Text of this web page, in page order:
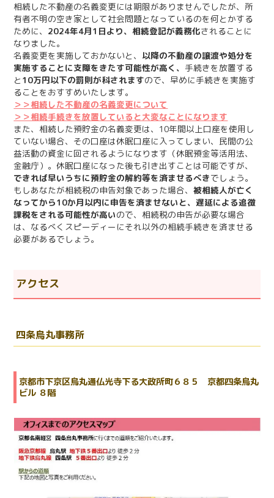
相続した不動産の名義変更には期限がありませんでしたが、所
有者不明の空き家として社会問題となっているのを何とかする
ために、 2024年4月1日より、相続登記が義務化されることに
なりました。
名義変更を実施しておかないと、 以降の不動産の譲渡や処分を
実施することに支障をきたす可能性が高く、 手続きを放置する
と 10万円以下の罰則が科されますので、早めに手続きを実施す
ることをおすすめいたします。
＞＞相続した不動産の名義変更について
＞＞相続手続きを放置していると大変なことになります
また、相続した預貯金の名義変更は、10年間以上口座を使用し
ていない場合、その口座は休眠口座に入ってしまい、民間の公
益活動の資金に回されるようになります（休眠預金等活用法、
金融庁）。休眠口座になった後も引き出すことは可能ですが、
できれば早いうちに預貯金の解約等を済ませるべきでしょう。
もしあなたが相続税の申告対象であった場合、被相続人が亡く
なってから10か月以内に申告を済ませないと、遅延による追徴
課税をされる可能性が高いので、相続税の申告が必要な場合
は、なるべくスピーディーにそれ以外の相続手続きを済ませる
必要があるでしょう。
アクセス
四条烏丸事務所
京都市下京区烏丸通仏光寺下る大政所町６８５ 京都四条烏丸
ビル ８階